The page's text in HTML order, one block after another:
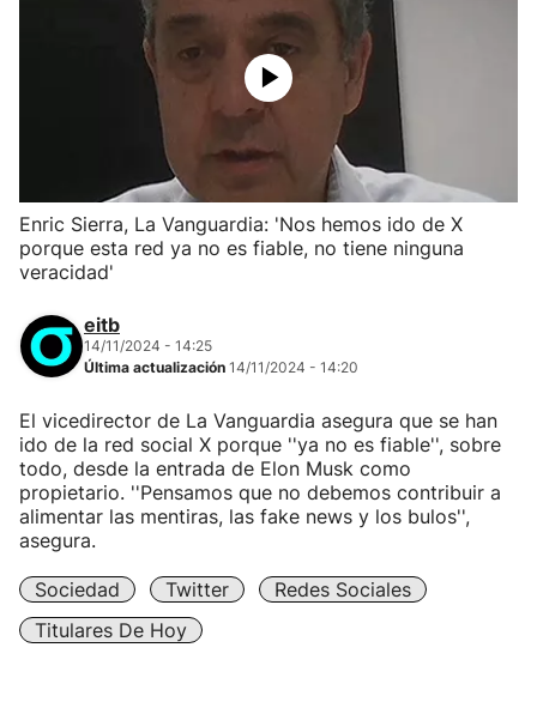
Enric Sierra, La Vanguardia: 'Nos hemos ido de X
porque esta red ya no es fiable, no tiene ninguna
veracidad'
eitb
14/11/2024 - 14:25
Última actualización 14/11/2024 - 14:20
El vicedirector de La Vanguardia asegura que se han
ido de la red social X porque ''ya no es fiable'', sobre
todo, desde la entrada de Elon Musk como
propietario. ''Pensamos que no debemos contribuir a
alimentar las mentiras, las fake news y los bulos'',
asegura.
Sociedad Twitter
Redes Sociales
Titulares De Hoy